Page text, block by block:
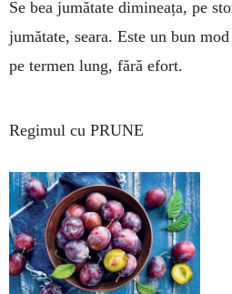
Se bea jumătate dimi­neața, pe
jumătate, seara. Este un bun
pe ter­men lung, fără efort.
Regimul cu PRUNE